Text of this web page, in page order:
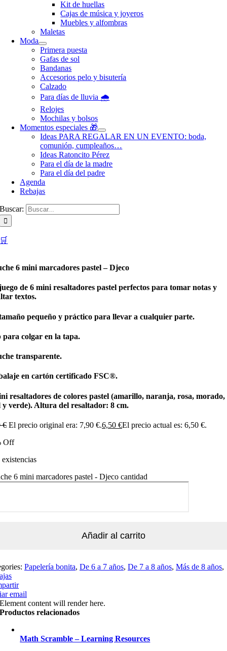
Kit de huellas
Cajas de música y joyeros
Muebles y alfombras
Maletas
Moda
Primera puesta
Gafas de sol
Bandanas
Accesorios pelo y bisutería
Calzado
Para días de lluvia 🌧️
Relojes
Mochilas y bolsos
Momentos especiales 🎁
Ideas PARA REGALAR EN UN EVENTO: boda,
comunión, cumpleaños…
Ideas Ratoncito Pérez
Para el día de la madre
Para el día del padre
Agenda
Rebajas
Buscar:
🛒
6 mini marcadores pastel – Djeco
de 6 mini resaltadores pastel perfectos para tomar notas y
textos.
pequeño y práctico para llevar a cualquier parte.
para colgar en la tapa.
transparente.
en cartón certificado FSC®.
resaltadores de colores pastel (amarillo, naranja, rosa, morado,
y verde). Altura del resaltador: 8 cm.
€ El precio original era: 7,90 €.6,50 €El precio actual es: 6,50 €.
Off
6 mini marcadores pastel - Djeco cantidad
Añadir al carrito
Papelería bonita, De 6 a 7 años, De 7 a 8 años, Más de 8 años,
email
Element content will render here.
Productos relacionados
Math Scramble – Learning Resources